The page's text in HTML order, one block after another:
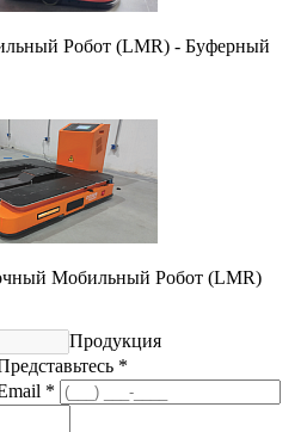
Робот (LMR) - Буферный
Мобильный Робот (LMR)
Продукция
*
*